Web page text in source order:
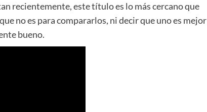
recientemente, este título es lo más cercano que
no es para compararlos, ni decir que uno es mejor
bueno.